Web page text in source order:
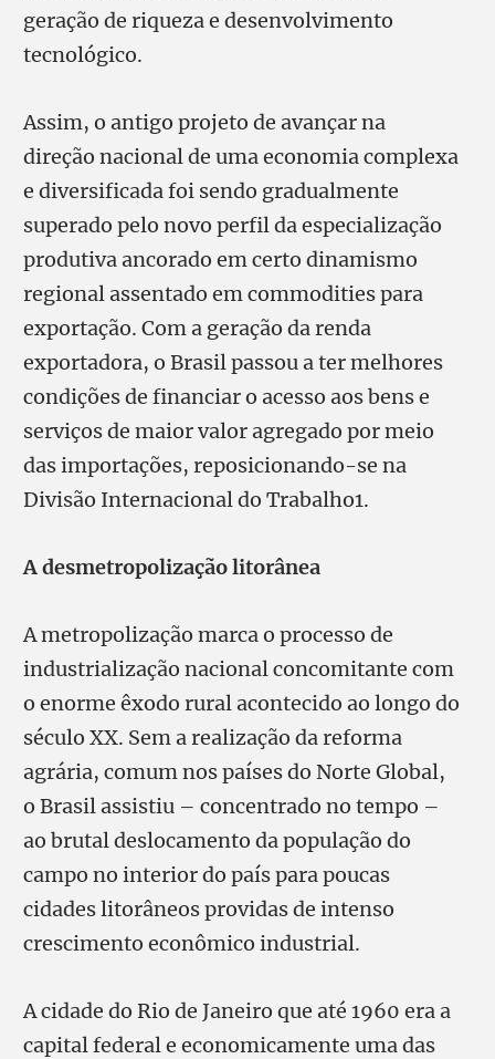
geração de riqueza e desenvolvimento
tecnológico.
Assim, o antigo projeto de avançar na
direção nacional de uma economia complexa
e diversificada foi sendo gradualmente
superado pelo novo perfil da especialização
produtiva ancorado em certo dinamismo
regional assentado em commodities para
exportação. Com a geração da renda
exportadora, o Brasil passou a ter melhores
condições de financiar o acesso aos bens e
serviços de maior valor agregado por meio
das importações, reposicionando-se na
Divisão Internacional do Trabalho1.
A desmetropolização litorânea
A metropolização marca o processo de
industrialização nacional concomitante com
o enorme êxodo rural acontecido ao longo do
século XX. Sem a realização da reforma
agrária, comum nos países do Norte Global,
o Brasil assistiu – concentrado no tempo –
ao brutal deslocamento da população do
campo no interior do país para poucas
cidades litorâneos providas de intenso
crescimento econômico industrial.
A cidade do Rio de Janeiro que até 1960 era a
capital federal e economicamente uma das